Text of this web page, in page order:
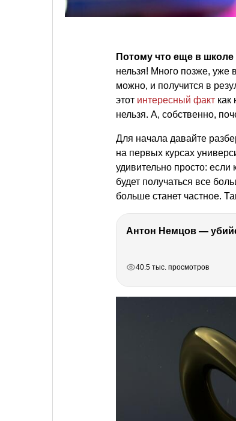
Потому что еще в
нельзя! Много позже, уже
можно, и получится в
этот интересный факт как
нельзя. А, собственно,
Для начала давайте
на первых курсах
удивительно просто:
будет получаться все
больше станет частное.
40.5 тыс. просмотров